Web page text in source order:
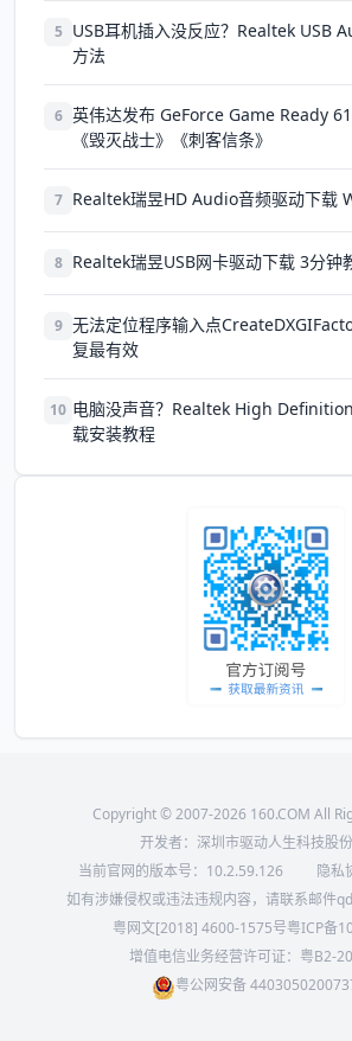
5 USB耳机插入没反应？Realtek USB
方法
6 英伟达发布 GeForce Game Ready
《毁灭战士》《刺客信条》
7 Realtek瑞昱HD Audio音频驱动下载
8 Realtek瑞昱USB网卡驱动下载 3分钟
9 无法定位程序输入点
复最有效
10 电脑没声音？Realtek High
载安装教程
Copyright © 2007-2026 160.COM All
开发者：深圳市驱动人生科技股
当前官网的版本号： 10.2.59.126 隐私
如有涉嫌侵权或违法违规内容，请联系邮件
粤网文[2018] 4600-1575号粤ICP备
增值电信业务经营许可证：粤B2-
粤公网安备